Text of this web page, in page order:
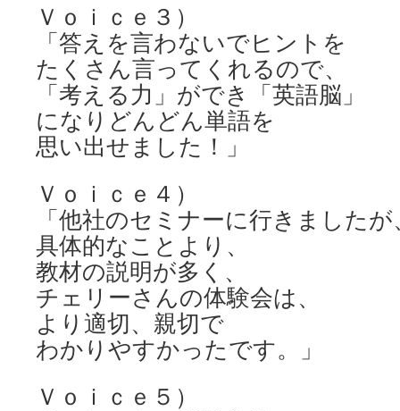
Ｖｏｉｃｅ３）
「答えを言わないでヒントを
たくさん言ってくれるので、
「考える力」ができ「英語脳」
になりどんどん単語を
思い出せました！」
Ｖｏｉｃｅ４）
「他社のセミナーに行きましたが
具体的なことより、
教材の説明が多く、
チェリーさんの体験会は、
より適切、親切で
わかりやすかったです。」
Ｖｏｉｃｅ５）